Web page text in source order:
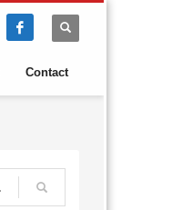
Contact